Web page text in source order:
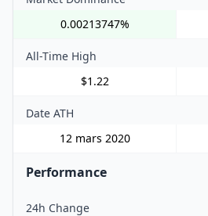
0.00213747%
All-Time High
$1.22
Date ATH
12 mars 2020
Performance
24h Change